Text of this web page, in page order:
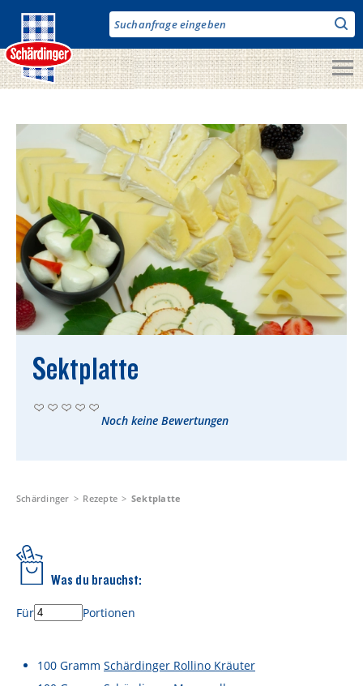
zum
Inhalt
Milch & Co.
Käse
Butter
Fruchtjoghurt & Drinks
Desserts
Bergbauern Produkte
Vegane Produkte
Schärdinger Käseakademie
Auf das Mehrwegglas gekommen
Sektplatte
Noch keine Bewertungen
Schärdinger Rezepte Sektplatte
Was du brauchst:
Für Portionen
100 Gramm Schärdinger Rollino Kräuter